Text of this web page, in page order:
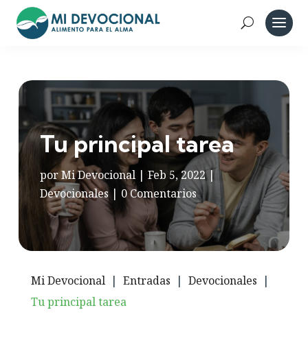
Tu principal tarea
porMi Devocional |Feb 5, 2022|
Devocionales| 0 Comentarios
Mi Devocional | Entradas | Devocionales |
Tu principal tarea